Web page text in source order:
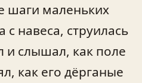
шаги маленьких
навеса, струилась
и слышал, как поле
как его дёрганые